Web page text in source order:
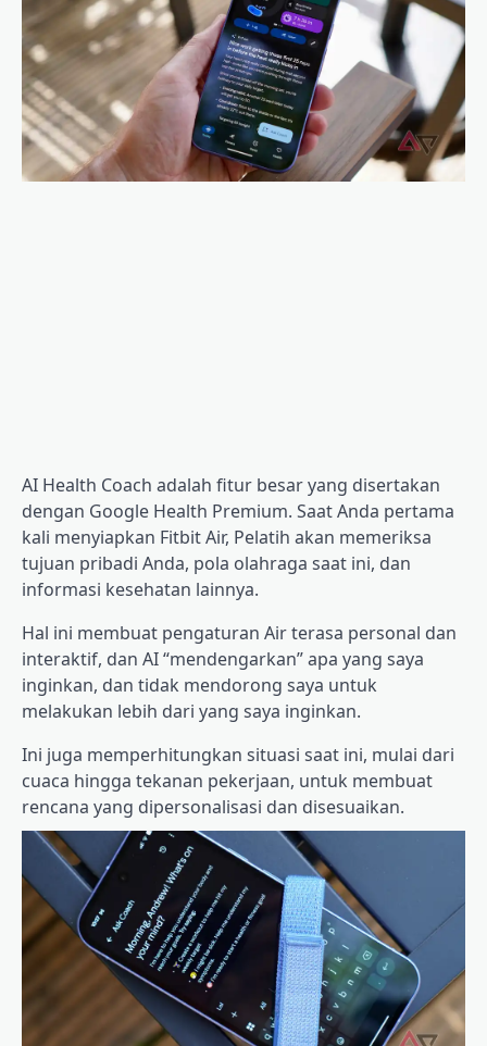
AI Health Coach adalah fitur besar yang disertakan
dengan Google Health Premium. Saat Anda pertama
kali menyiapkan Fitbit Air, Pelatih akan memeriksa
tujuan pribadi Anda, pola olahraga saat ini, dan
informasi kesehatan lainnya.
Hal ini membuat pengaturan Air terasa personal dan
interaktif, dan AI “mendengarkan” apa yang saya
inginkan, dan tidak mendorong saya untuk
melakukan lebih dari yang saya inginkan.
Ini juga memperhitungkan situasi saat ini, mulai dari
cuaca hingga tekanan pekerjaan, untuk membuat
rencana yang dipersonalisasi dan disesuaikan.